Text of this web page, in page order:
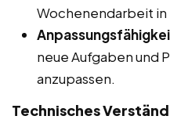
Wochenendarbeit in
neue Aufgaben und
anzupassen.
Technisches